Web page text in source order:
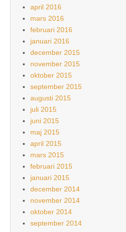
april 2016
mars 2016
februari 2016
januari 2016
december 2015
november 2015
oktober 2015
september 2015
augusti 2015
juli 2015
juni 2015
maj 2015
april 2015
mars 2015
februari 2015
januari 2015
december 2014
november 2014
oktober 2014
september 2014